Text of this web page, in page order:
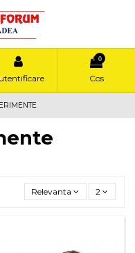
0
Cos
Relevanta 2